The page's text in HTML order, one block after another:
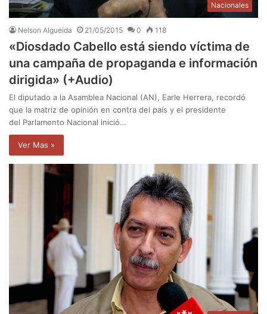
Nacionales
Nelson Algueida 21/05/2015 0 118
«Diosdado Cabello está siendo víctima de
una campaña de propaganda e información
dirigida» (+Audio)
El diputado a la Asamblea Nacional (AN), Earle Herrera, recordó
que la matriz de opinión en contra del país y el presidente
del Parlamento Nacional inició…
Ver Mas »